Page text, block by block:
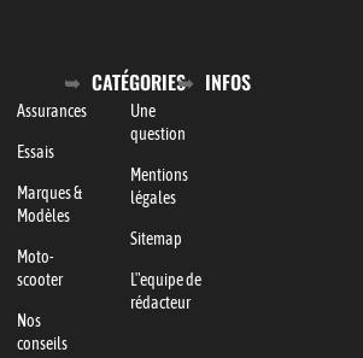
CATÉGORIES
Assurances
Essais
Marques &
Modèles
Moto-
scooter
Nos
conseils
INFOS
Une
question
Mentions
légales
Sitemap
L"equipe de
rédacteur